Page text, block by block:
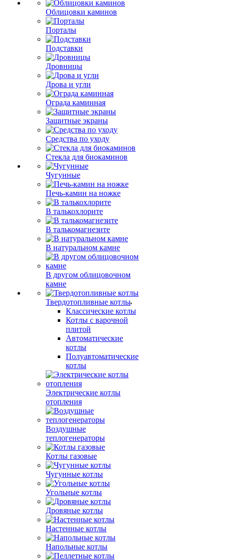
Облицовки каминов
Порталы
Подставки
Дровницы
Дрова и угли
Ограда каминная
Защитные экраны
Средства по уходу
Стекла для биокаминов
Чугунные
Печь-камин на ножке
В талькохлорите
В талькомагнезите
В натуральном камне
В другом облицовочном
камне
Твердотопливные котлы
Классические котлы
Котлы с варочной
плитой
Автоматические
котлы
Полуавтоматические
котлы
Электрические котлы
отопления
Воздушные
теплогенераторы
Котлы газовые
Чугунные котлы
Угольные котлы
Дровяные котлы
Настенные котлы
Напольные котлы